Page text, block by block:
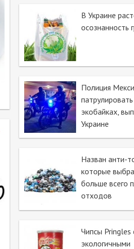
В Украине
осознанность
Полиция
экобайках,
Украине
Назван анти-
которые
больше всего
отходов
Чипсы Pringles
экологичными